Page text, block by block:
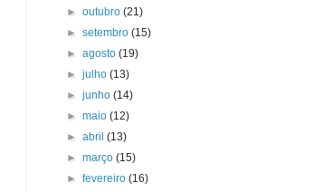
►outubro(21)
►setembro(15)
►agosto(19)
►julho(13)
►junho(14)
►maio(12)
►abril(13)
►março(15)
►fevereiro(16)